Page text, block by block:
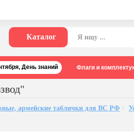
Каталог
День знаний Флаги и
армейские таблички для ВС РФ